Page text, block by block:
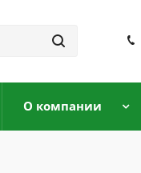
О компании